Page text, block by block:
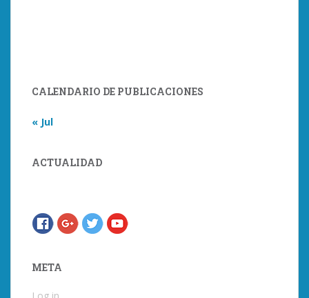
CALENDARIO DE PUBLICACIONES
« Jul
ACTUALIDAD
META